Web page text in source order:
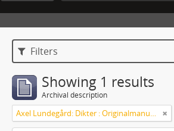
Filters
Showing 1 results
Archival description
Axel Lundegård: Dikter : Originalmanuskript